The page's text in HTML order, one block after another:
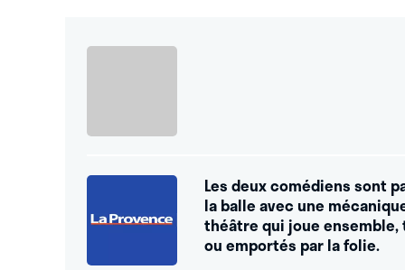
Les deux comédiens sont
la balle avec une
théâtre qui joue
ou emportés par la folie.